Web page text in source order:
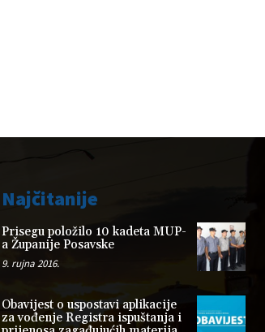
Najčitanije
Prisegu položilo 10 kadeta MUP-
a Županije Posavske
9. rujna 2016.
Obavijest o uspostavi aplikacije
za vođenje Registra ispuštanja i